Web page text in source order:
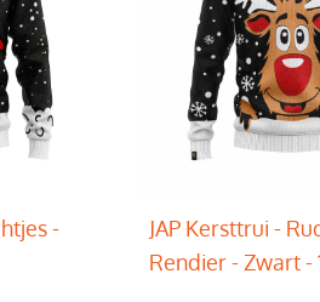
-
JAP Kersttrui -
Rendier - Zwart -